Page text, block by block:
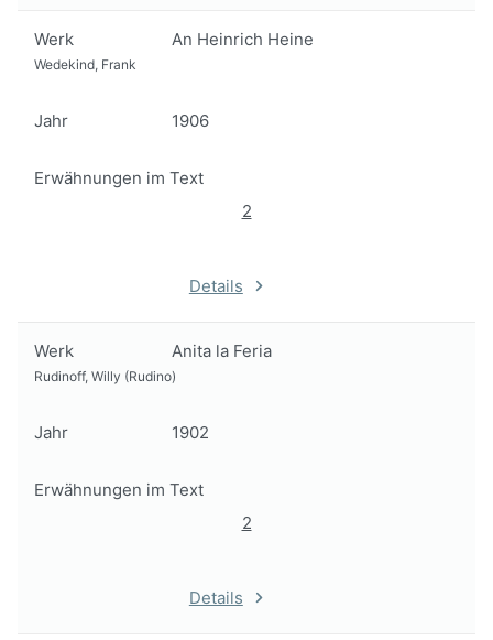
Werk An Heinrich Heine
Wedekind, Frank
Jahr 1906
Erwähnungen im Text
2
Details
Werk Anita la Feria
Rudinoff, Willy (Rudino)
Jahr 1902
Erwähnungen im Text
2
Details